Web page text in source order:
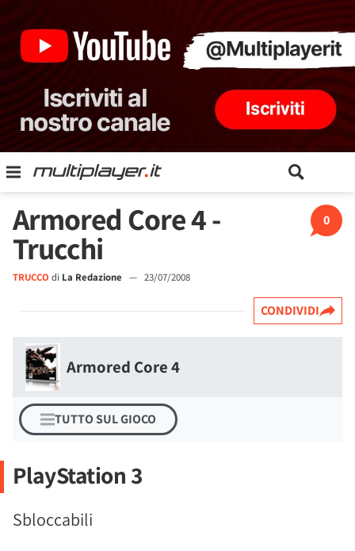
0
Armored Core 4 -
Trucchi
TRUCCO di La Redazione — 23/07/2008
CONDIVIDI
Armored Core 4
TUTTO SUL GIOCO
PlayStation 3
Sbloccabili